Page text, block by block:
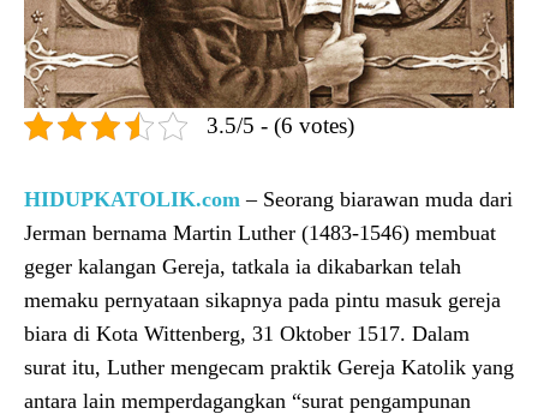
3.5/5 - (6 votes)
HIDUPKATOLIK.com – Seorang biarawan muda dari
Jerman bernama Martin Luther (1483-1546) membuat
geger kalangan Gereja, tatkala ia dikabarkan telah
memaku pernyataan sikapnya pada pintu masuk gereja
biara di Kota Wittenberg, 31 Oktober 1517. Dalam
surat itu, Luther mengecam praktik Gereja Katolik yang
antara lain memperdagangkan “surat pengampunan